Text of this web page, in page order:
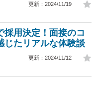
更新：2024/11/19
採用決定！面接のコ
じたリアルな体験談
更新：2024/11/12